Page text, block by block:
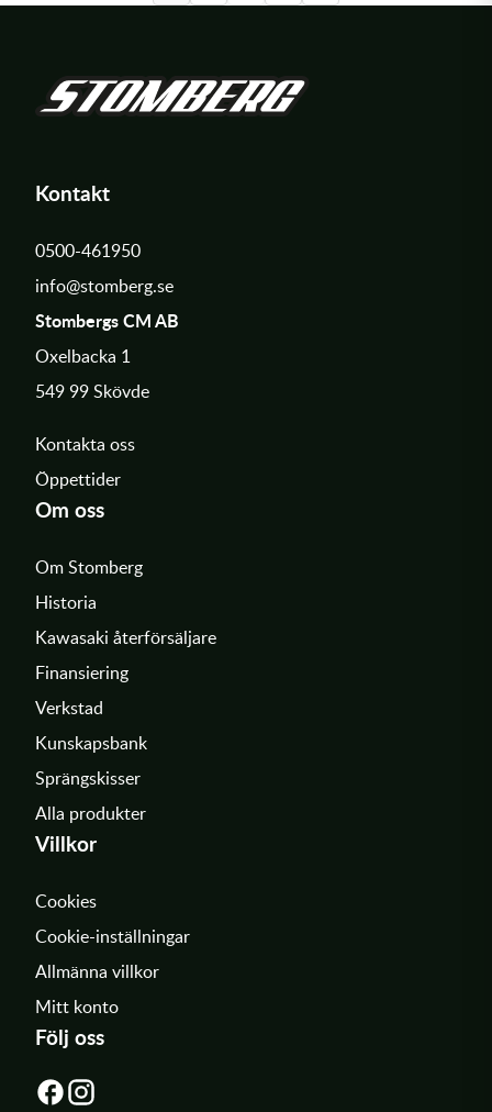
Kontakt
0500-461950
info@stomberg.se
Stombergs CM AB
Oxelbacka 1
549 99 Skövde
Kontakta oss
Öppettider
Om oss
Om Stomberg
Historia
Kawasaki återförsäljare
Finansiering
Verkstad
Kunskapsbank
Sprängskisser
Alla produkter
Villkor
Cookies
Cookie-inställningar
Allmänna villkor
Mitt konto
Följ oss